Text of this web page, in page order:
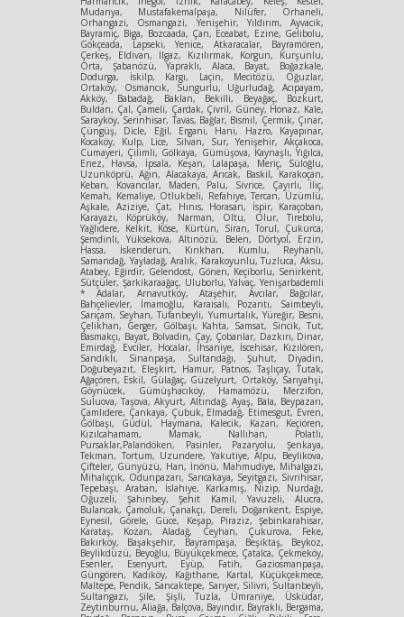
Mudanya, Mustafakemalpaşa, Nilüfer, Orhaneli,
Orhangazi, Osmangazi, Yenişehir, Yıldırım, Ayvacık,
Bayramiç, Biga, Bozcaada, Çan, Eceabat, Ezine, Gelibolu,
Gökçeada, Lapseki, Yenice, Atkaracalar, Bayramören,
Çerkeş, Eldivan, Ilgaz, Kızılırmak, Korgun, Kurşunlu,
Orta, Şabanözü, Yapraklı, Alaca, Bayat, Boğazkale,
Dodurga, İskilp, Kargı, Laçin, Mecitözü, Oğuzlar,
Ortaköy, Osmancık, Sungurlu, Uğurludağ, Acıpayam,
Akköy, Babadağ, Baklan, Bekilli, Beyağaç, Bozkurt,
Buldan, Çal, Çameli, Çardak, Çivril, Güney, Honaz, Kale,
Sarayköy, Serinhisar, Tavas, Bağlar, Bismil, Çermik, Çınar,
Çüngüş, Dicle, Eğil, Ergani, Hani, Hazro, Kayapınar,
Kocaköy, Kulp, Lice, Silvan, Sur, Yenişehir, Akçakoca,
Cumayeri, Çilimli, Gölkaya, Gümüşova, Kaynaşlı, Yığılca,
Enez, Havsa, İpsala, Keşan, Lalapaşa, Meriç, Süloğlu,
Uzunköprü, Ağın, Alacakaya, Arıcak, Baskil, Karakoçan,
Keban, Kovancılar, Maden, Palu, Sivrice, Çayırlı, İliç,
Kemah, Kemaliye, Otlukbeli, Refahiye, Tercan, Üzümlü,
Aşkale, Aziziye, Çat, Hınıs, Horasan, İspir, Karaçoban,
Karayazı, Köprüköy, Narman, Oltu, Olur, Tirebolu,
Yağlıdere, Kelkit, Köse, Kürtün, Siran, Torul, Çukurca,
Şemdinli, Yüksekova, Altınözü, Belen, Dörtyol, Erzin,
Hassa, İskenderun, Kırıkhan, Kumlu, Reyhanlı,
Samandağ, Yayladağ, Aralık, Karakoyunlu, Tuzluca, Aksu,
Atabey, Eğirdir, Gelendost, Gönen, Keçiborlu, Senirkent,
Sütçüler, Şarkikaraağaç, Uluborlu, Yalvaç, Yenişarbademli
* Adalar, Arnavutköy, Ataşehir, Avcılar, Bağcılar,
Bahçelievler, İmamoğlu, Karaisalı, Pozantı, Saimbeyli,
Sarıçam, Seyhan, Tufanbeyli, Yumurtalık, Yüreğir, Besni,
Çelikhan, Gerger, Gölbaşı, Kahta, Samsat, Sincik, Tut,
Basmakçı, Bayat, Bolvadin, Çay, Çobanlar, Dazkırı, Dinar,
Emirdağ, Evciler, Hocalar, İhsaniye, İscehisar, Kızılören,
Sandıklı, Sinanpaşa, Sultandağı, Şuhut, Diyadin,
Doğubeyazıt, Eleşkirt, Hamur, Patnos, Taşlıçay, Tutak,
Ağaçören, Eskil, Gülağaç, Güzelyurt, Ortaköy, Sarıyahşi,
Göynücek, Gümüşhacıköy, Hamamözü, Merzifon,
Suluova, Taşova, Akyurt, Altındağ, Ayaş, Bala, Beypazarı,
Çamlıdere, Çankaya, Çubuk, Elmadağ, Etimesgut, Evren,
Gölbaşı, Güdül, Haymana, Kalecik, Kazan, Keçiören,
Kızılcahamam, Mamak, Nallıhan, Polatlı,
Pursaklar,Palandöken, Pasinler, Pazaryolu, Şenkaya,
Tekman, Tortum, Uzundere, Yakutiye, Alpu, Beylikova,
Çifteler, Günyüzü, Han, İnönü, Mahmudiye, Mihalgazi,
Mihalıççık, Odunpazarı, Sarıcakaya, Seyitgazi, Sivrihisar,
Tepebaşı, Araban, İslahiye, Karkamış, Nizip, Nurdağı,
Oğuzeli, Şahinbey, Şehit Kamil, Yavuzeli, Alucra,
Bulancak, Çamoluk, Çanakçı, Dereli, Doğankent, Espiye,
Eynesil, Görele, Güce, Keşap, Piraziz, Şebinkarahisar,
Karataş, Kozan, Aladağ, Ceyhan, Çukurova, Feke,
Bakırköy, Başakşehir, Bayrampaşa, Beşiktaş, Beykoz,
Beylikdüzü, Beyoğlu, Büyükçekmece, Çatalca, Çekmeköy,
Esenler, Esenyurt, Eyüp, Fatih, Gaziosmanpaşa,
Güngören, Kadıköy, Kağıthane, Kartal, Küçükçekmece,
Maltepe, Pendik, Sancaktepe, Sarıyer, Silivri, Sultanbeyli,
Sultangazi, Şile, Şişli, Tuzla, Ümraniye, Üsküdar,
Zeytinburnu, Aliağa, Balçova, Bayındır, Bayraklı, Bergama,